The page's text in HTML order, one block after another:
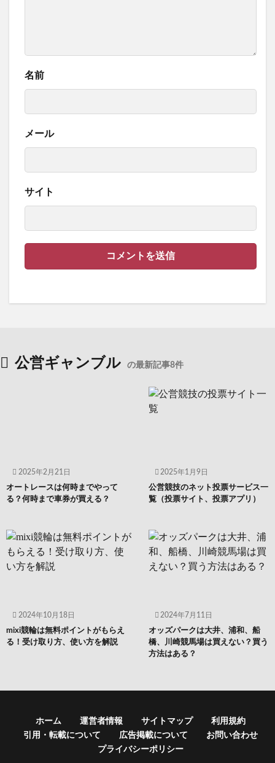
名前
メール
サイト
公営ギャンブル の最新記事8件
2025年2月21日
オートレースは何時までやって
る？何時まで車券が買える？
2025年1月9日
公営競技のネット投票サービス一
覧（投票サイト、投票アプリ）
2024年10月18日
mixi競輪は無料ポイントがもらえ
る！受け取り方、使い方を解説
2024年7月11日
オッズパークは大井、浦和、船
橋、川崎競馬場は買えない？買う
方法はある？
ホーム 運営者情報 サイトマップ
利用規約
引用・転載について
広告掲載について
お問い合わせ
プライバシーポリシー